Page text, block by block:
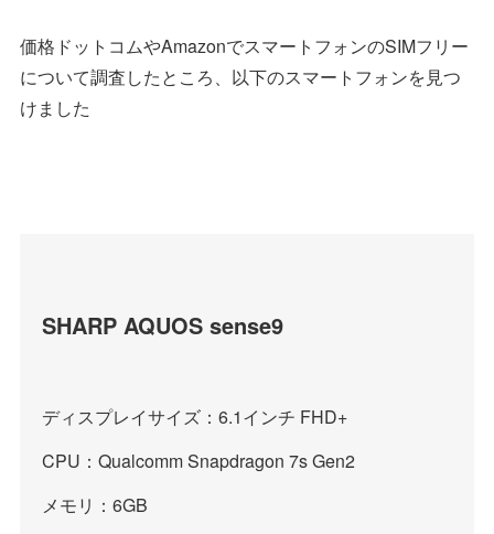
価格ドットコムやAmazonでスマートフォンのSIMフリー
について調査したところ、以下のスマートフォンを見つ
けました
SHARP AQUOS sense9
ディスプレイサイズ：6.1インチ FHD+
CPU：Qualcomm Snapdragon 7s Gen2
メモリ：6GB